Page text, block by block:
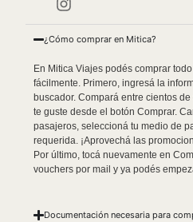
¿Cómo comprar en Mitica?
En Mitica Viajes podés comprar
fácilmente. Primero, ingresá la
buscador. Compará entre cientos
te guste desde el botón Comprar.
pasajeros, seleccioná tu medio de
requerida. ¡Aprovechá las
Por último, tocá nuevamente en
vouchers por mail y ya podés
Documentación necesaria para